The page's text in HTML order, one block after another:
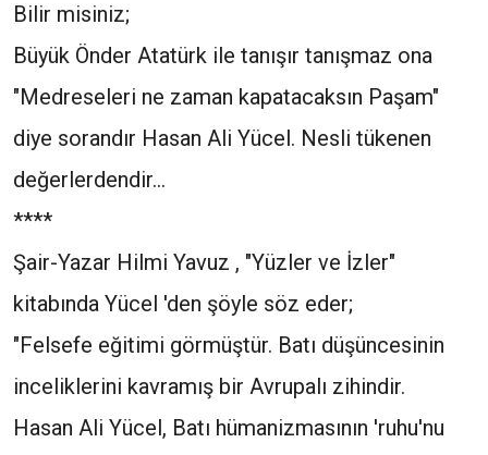
Bilir misiniz;
Büyük Önder Atatürk ile tanışır tanışmaz ona
"Medreseleri ne zaman kapatacaksın Paşam"
diye sorandır Hasan Ali Yücel. Nesli tükenen
değerlerdendir...
****
Şair-Yazar Hilmi Yavuz , "Yüzler ve İzler"
kitabında Yücel 'den şöyle söz eder;
"Felsefe eğitimi görmüştür. Batı düşüncesinin
inceliklerini kavramış bir Avrupalı zihindir.
Hasan Ali Yücel, Batı hümanizmasının 'ruhu'nu